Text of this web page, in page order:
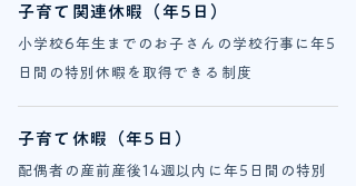
子育て関連休暇（年5日）
小学校6年生までのお子さんの学校行事に年5
日間の特別休暇を取得できる制度
子育て休暇（年5日）
配偶者の産前産後14週以内に年5日間の特別